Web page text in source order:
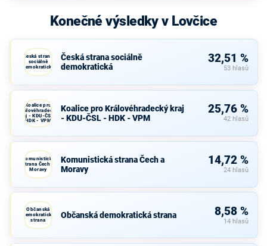
Konečné výsledky v Lovčice
Česká strana
sociálně
demokratická
Česká strana sociálně
demokratická
32,51 %
53 hlasů
Koalice pro
Královéhradecký
kraj - KDU-ČSL -
HDK - VPM
Koalice pro Královéhradecký kraj
- KDU-ČSL - HDK - VPM
25,76 %
42 hlasů
Komunistická
strana Čech a
Moravy
Komunistická strana Čech a
Moravy
14,72 %
24 hlasů
Občanská
demokratická
strana
Občanská demokratická strana 8,58 %
14 hlasů